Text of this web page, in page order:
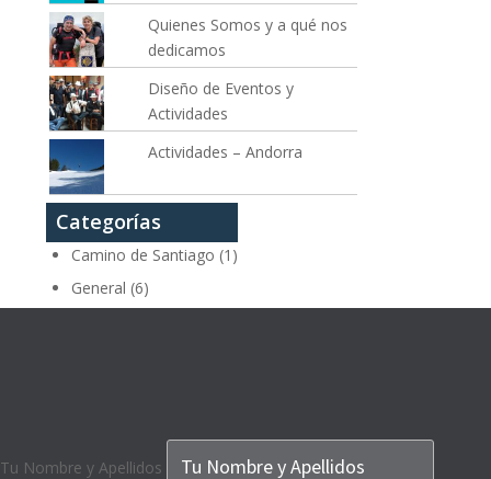
Quienes Somos y a qué nos
dedicamos
Diseño de Eventos y
Actividades
Actividades – Andorra
Categorías
Camino de Santiago (1)
General (6)
Tu Nombre y Apellidos